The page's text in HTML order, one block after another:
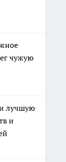
чужую
лучшую
и